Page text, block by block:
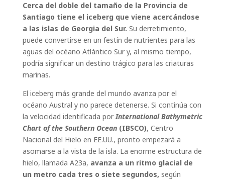
Cerca del doble del tamaño de la Provincia de
Santiago tiene el iceberg que viene acercándose
a las islas de Georgia del Sur. Su derretimiento,
puede convertirse en un festín de nutrientes para las
aguas del océano Atlántico Sur y, al mismo tiempo,
podría significar un destino trágico para las criaturas
marinas.
El iceberg más grande del mundo avanza por el
océano Austral y no parece detenerse. Si continúa con
la velocidad identificada porInternational Bathymetric
Chart of the Southern Ocean (IBSCO), Centro
Nacional del Hielo en EE.UU., pronto empezará a
asomarse a la vista de la isla. La enorme estructura de
hielo, llamada A23a, avanza a un ritmo glacial de
un metro cada tres o siete segundos, según